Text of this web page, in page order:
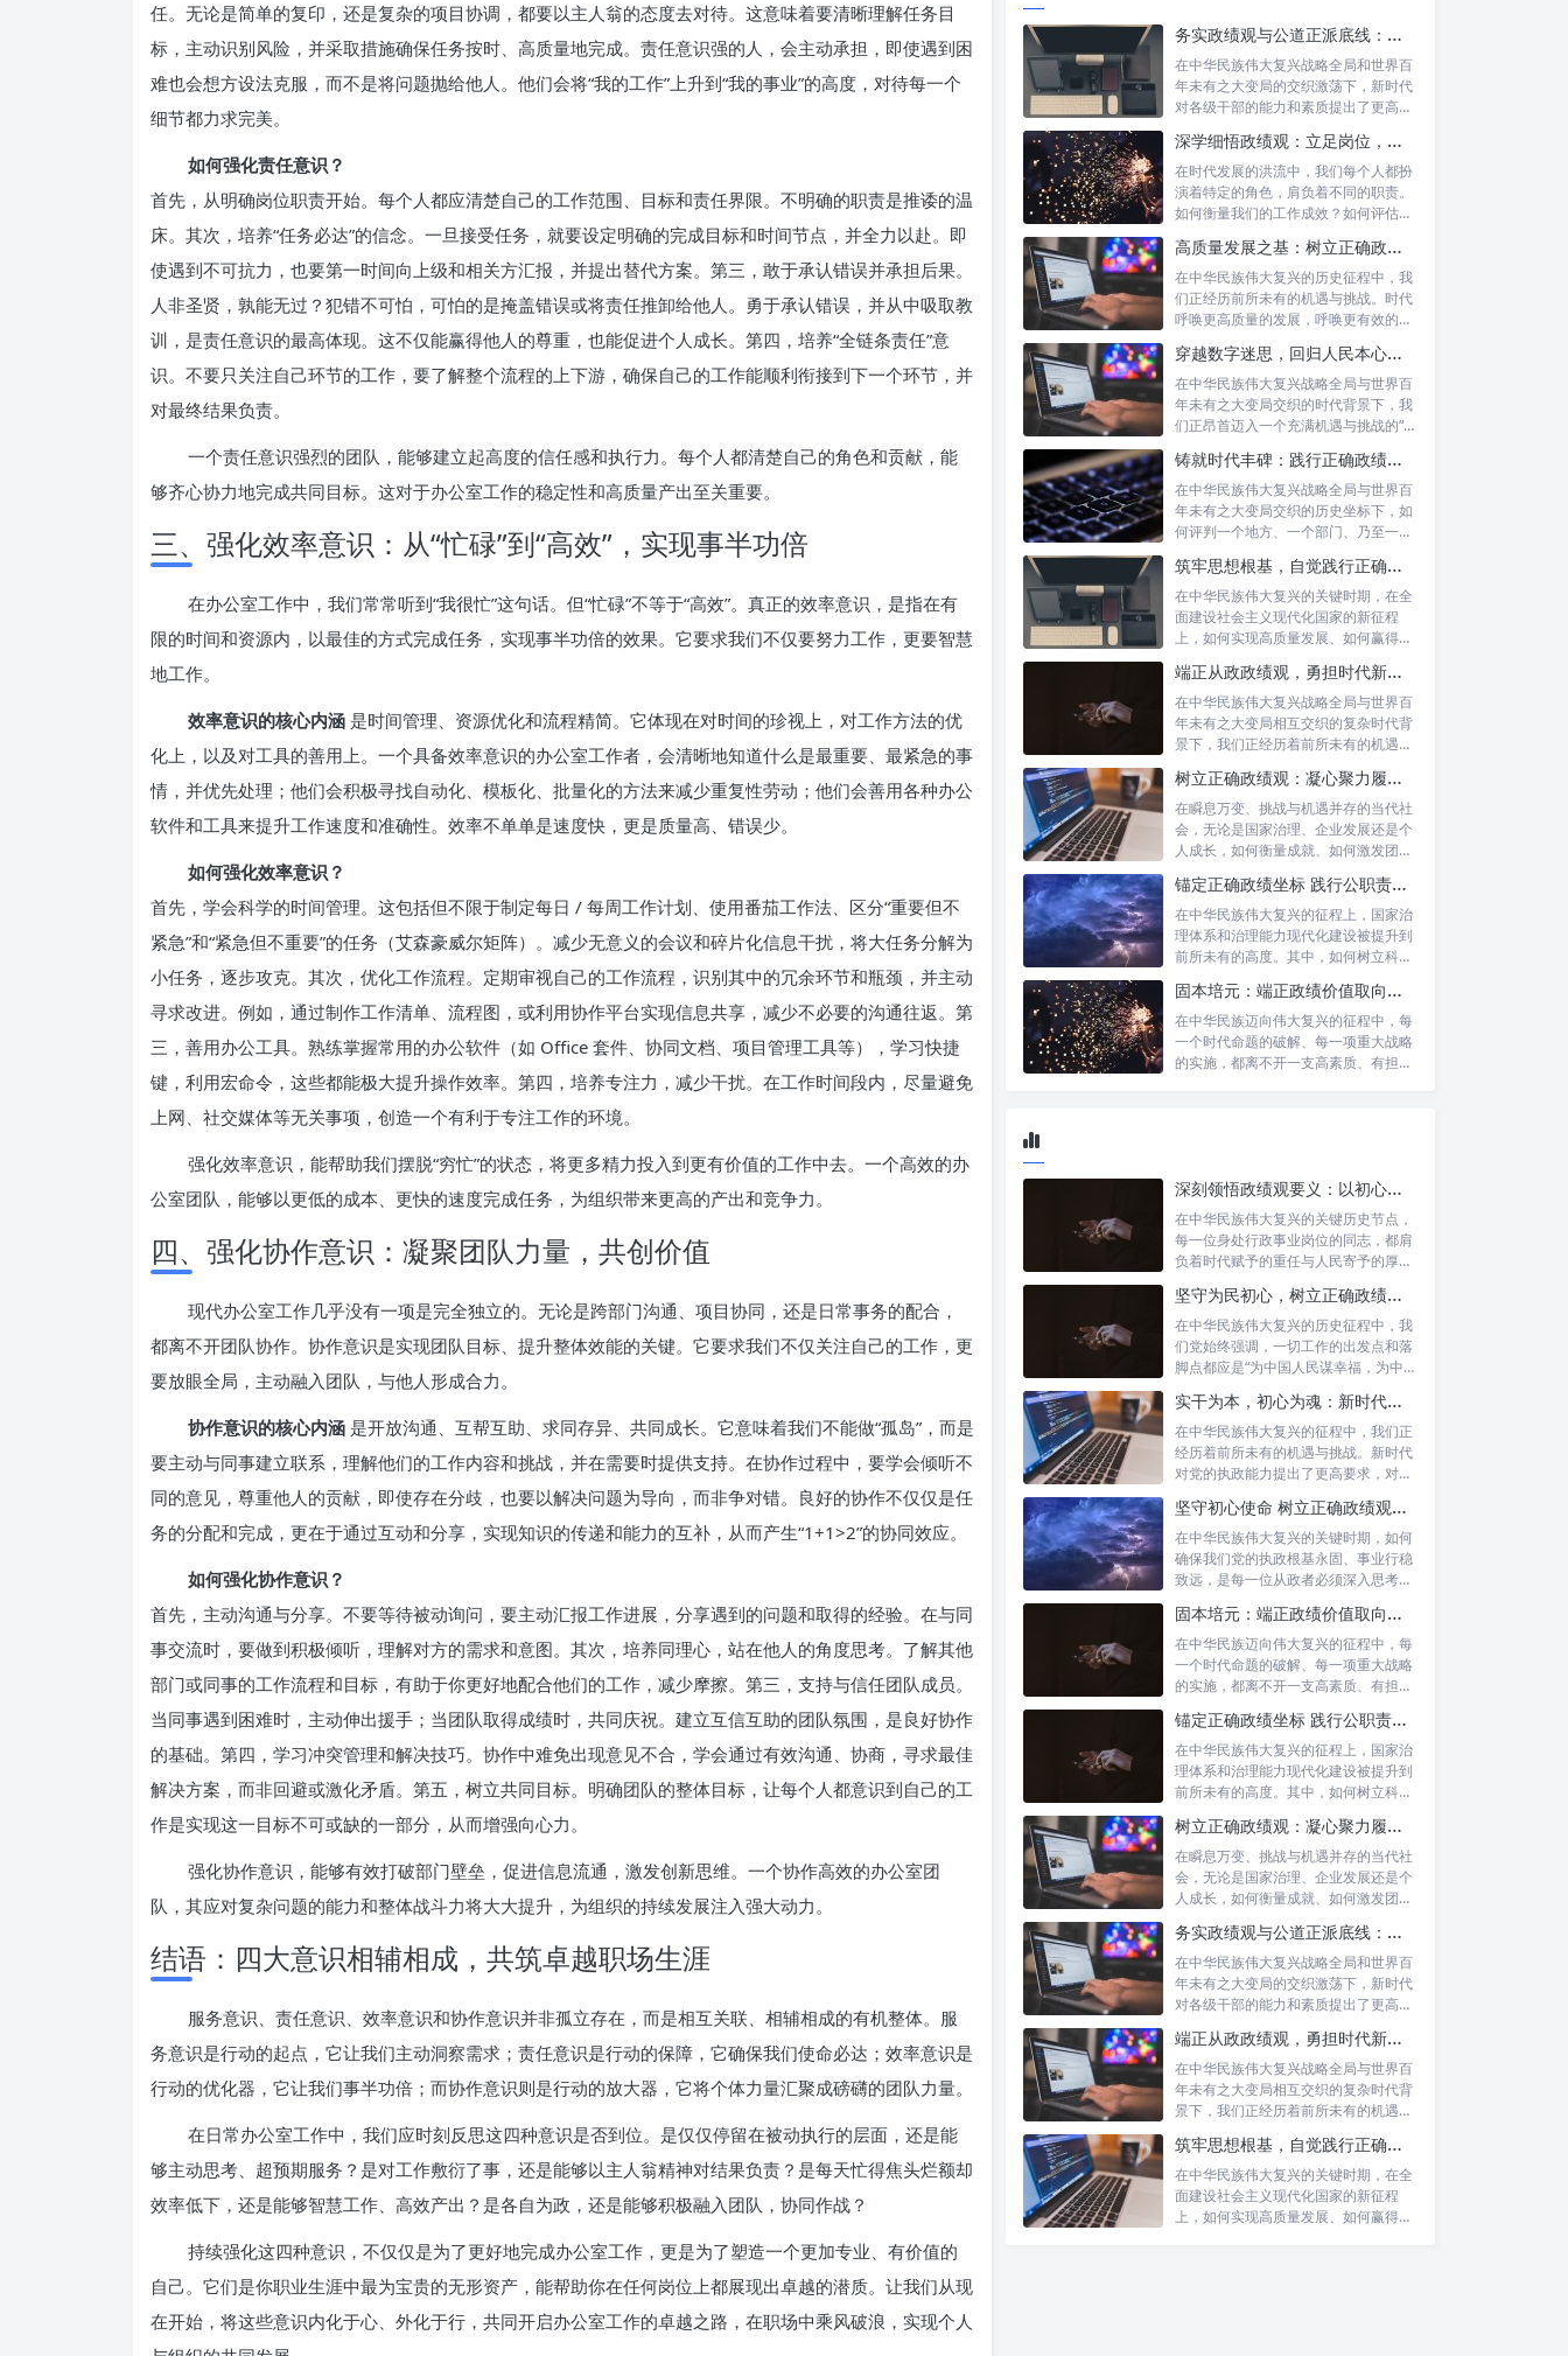
任。无论是简单的复印，还是复杂的项目协调，都要以主人翁的态度去对待。这意味着要清晰理解任务目
标，主动识别风险，并采取措施确保任务按时、高质量地完成。责任意识强的人，会主动承担，即使遇到困
难也会想方设法克服，而不是将问题抛给他人。他们会将“我的工作”上升到“我的事业”的高度，对待每一个
细节都力求完美。
如何强化责任意识？
首先，从明确岗位职责开始。每个人都应清楚自己的工作范围、目标和责任界限。不明确的职责是推诿的温
床。其次，培养“任务必达”的信念。一旦接受任务，就要设定明确的完成目标和时间节点，并全力以赴。即
使遇到不可抗力，也要第一时间向上级和相关方汇报，并提出替代方案。第三，敢于承认错误并承担后果。
人非圣贤，孰能无过？犯错不可怕，可怕的是掩盖错误或将责任推卸给他人。勇于承认错误，并从中吸取教
训，是责任意识的最高体现。这不仅能赢得他人的尊重，也能促进个人成长。第四，培养“全链条责任”意
识。不要只关注自己环节的工作，要了解整个流程的上下游，确保自己的工作能顺利衔接到下一个环节，并
对最终结果负责。
一个责任意识强烈的团队，能够建立起高度的信任感和执行力。每个人都清楚自己的角色和贡献，能
够齐心协力地完成共同目标。这对于办公室工作的稳定性和高质量产出至关重要。
三、强化效率意识：从“忙碌”到“高效”，实现事半功倍
在办公室工作中，我们常常听到“我很忙”这句话。但“忙碌”不等于“高效”。真正的效率意识，是指在有
限的时间和资源内，以最佳的方式完成任务，实现事半功倍的效果。它要求我们不仅要努力工作，更要智慧
地工作。
效率意识的核心内涵 是时间管理、资源优化和流程精简。它体现在对时间的珍视上，对工作方法的优
化上，以及对工具的善用上。一个具备效率意识的办公室工作者，会清晰地知道什么是最重要、最紧急的事
情，并优先处理；他们会积极寻找自动化、模板化、批量化的方法来减少重复性劳动；他们会善用各种办公
软件和工具来提升工作速度和准确性。效率不单单是速度快，更是质量高、错误少。
如何强化效率意识？
首先，学会科学的时间管理。这包括但不限于制定每日 / 每周工作计划、使用番茄工作法、区分“重要但不
紧急”和“紧急但不重要”的任务（艾森豪威尔矩阵）。减少无意义的会议和碎片化信息干扰，将大任务分解为
小任务，逐步攻克。其次，优化工作流程。定期审视自己的工作流程，识别其中的冗余环节和瓶颈，并主动
寻求改进。例如，通过制作工作清单、流程图，或利用协作平台实现信息共享，减少不必要的沟通往返。第
三，善用办公工具。熟练掌握常用的办公软件（如 Office 套件、协同文档、项目管理工具等），学习快捷
键，利用宏命令，这些都能极大提升操作效率。第四，培养专注力，减少干扰。在工作时间段内，尽量避免
上网、社交媒体等无关事项，创造一个有利于专注工作的环境。
强化效率意识，能帮助我们摆脱“穷忙”的状态，将更多精力投入到更有价值的工作中去。一个高效的办
公室团队，能够以更低的成本、更快的速度完成任务，为组织带来更高的产出和竞争力。
四、强化协作意识：凝聚团队力量，共创价值
现代办公室工作几乎没有一项是完全独立的。无论是跨部门沟通、项目协同，还是日常事务的配合，
都离不开团队协作。协作意识是实现团队目标、提升整体效能的关键。它要求我们不仅关注自己的工作，更
要放眼全局，主动融入团队，与他人形成合力。
协作意识的核心内涵 是开放沟通、互帮互助、求同存异、共同成长。它意味着我们不能做“孤岛”，而是
要主动与同事建立联系，理解他们的工作内容和挑战，并在需要时提供支持。在协作过程中，要学会倾听不
同的意见，尊重他人的贡献，即使存在分歧，也要以解决问题为导向，而非争对错。良好的协作不仅仅是任
务的分配和完成，更在于通过互动和分享，实现知识的传递和能力的互补，从而产生“1+1>2”的协同效应。
如何强化协作意识？
首先，主动沟通与分享。不要等待被动询问，要主动汇报工作进展，分享遇到的问题和取得的经验。在与同
事交流时，要做到积极倾听，理解对方的需求和意图。其次，培养同理心，站在他人的角度思考。了解其他
部门或同事的工作流程和目标，有助于你更好地配合他们的工作，减少摩擦。第三，支持与信任团队成员。
当同事遇到困难时，主动伸出援手；当团队取得成绩时，共同庆祝。建立互信互助的团队氛围，是良好协作
的基础。第四，学习冲突管理和解决技巧。协作中难免出现意见不合，学会通过有效沟通、协商，寻求最佳
解决方案，而非回避或激化矛盾。第五，树立共同目标。明确团队的整体目标，让每个人都意识到自己的工
作是实现这一目标不可或缺的一部分，从而增强向心力。
强化协作意识，能够有效打破部门壁垒，促进信息流通，激发创新思维。一个协作高效的办公室团
队，其应对复杂问题的能力和整体战斗力将大大提升，为组织的持续发展注入强大动力。
结语：四大意识相辅相成，共筑卓越职场生涯
服务意识、责任意识、效率意识和协作意识并非孤立存在，而是相互关联、相辅相成的有机整体。服
务意识是行动的起点，它让我们主动洞察需求；责任意识是行动的保障，它确保我们使命必达；效率意识是
行动的优化器，它让我们事半功倍；而协作意识则是行动的放大器，它将个体力量汇聚成磅礴的团队力量。
在日常办公室工作中，我们应时刻反思这四种意识是否到位。是仅仅停留在被动执行的层面，还是能
够主动思考、超预期服务？是对工作敷衍了事，还是能够以主人翁精神对结果负责？是每天忙得焦头烂额却
效率低下，还是能够智慧工作、高效产出？是各自为政，还是能够积极融入团队，协同作战？
持续强化这四种意识，不仅仅是为了更好地完成办公室工作，更是为了塑造一个更加专业、有价值的
自己。它们是你职业生涯中最为宝贵的无形资产，能帮助你在任何岗位上都展现出卓越的潜质。让我们从现
在开始，将这些意识内化于心、外化于行，共同开启办公室工作的卓越之路，在职场中乘风破浪，实现个人
务实政绩观与公道正派底线：新时代干部担当作为的“压舱石”
在中华民族伟大复兴战略全局和世界百
年未有之大变局的交织激荡下，新时代
对各级干部的能力和素质提出了更高要
深学细悟政绩观：立足岗位，争做新时代的实干先锋
在时代发展的洪流中，我们每个人都扮
演着特定的角色，肩负着不同的职责。
如何衡量我们的工作成效？如何评估我
高质量发展之基：树立正确政绩理念，锤炼务实工作作风
在中华民族伟大复兴的历史征程中，我
们正经历前所未有的机遇与挑战。时代
呼唤更高质量的发展，呼唤更有效的治
穿越数字迷思，回归人民本心：悟透政绩观内涵，践行新时代使命
在中华民族伟大复兴战略全局与世界百
年未有之大变局交织的时代背景下，我
们正昂首迈入一个充满机遇与挑战的“新
铸就时代丰碑：践行正确政绩观，实干笃行显作为
在中华民族伟大复兴战略全局与世界百
年未有之大变局交织的历史坐标下，如
何评判一个地方、一个部门、乃至一名
筑牢思想根基，自觉践行正确政绩观：以实绩赢得民心，以担当开创未来
在中华民族伟大复兴的关键时期，在全
面建设社会主义现代化国家的新征程
上，如何实现高质量发展、如何赢得人
端正从政政绩观，勇担时代新使命：新征程上的责任与担当
在中华民族伟大复兴战略全局与世界百
年未有之大变局相互交织的复杂时代背
景下，我们正经历着前所未有的机遇与
树立正确政绩观：凝心聚力履职尽责的根本保障与实践路径
在瞬息万变、挑战与机遇并存的当代社
会，无论是国家治理、企业发展还是个
人成长，如何衡量成就、如何激发团队
锚定正确政绩坐标 践行公职责任担当：新时代国家治理的基石
在中华民族伟大复兴的征程上，国家治
理体系和治理能力现代化建设被提升到
前所未有的高度。其中，如何树立科学
固本培元：端正政绩价值取向，永葆为民服务初心
在中华民族迈向伟大复兴的征程中，每
一个时代命题的破解、每一项重大战略
的实施，都离不开一支高素质、有担当
深刻领悟政绩观要义：以初心坚守铸就人民满意政绩
在中华民族伟大复兴的关键历史节点，
每一位身处行政事业岗位的同志，都肩
负着时代赋予的重任与人民寄予的厚
坚守为民初心，树立正确政绩观：新时代高质量发展的精神坐标
在中华民族伟大复兴的历史征程中，我
们党始终强调，一切工作的出发点和落
脚点都应是“为中国人民谋幸福，为中华
实干为本，初心为魂：新时代政绩观的深度践行与为民服务
在中华民族伟大复兴的征程中，我们正
经历着前所未有的机遇与挑战。新时代
对党的执政能力提出了更高要求，对各
坚守初心使命 树立正确政绩观：新时代为政者的高度自觉与担当
在中华民族伟大复兴的关键时期，如何
确保我们党的执政根基永固、事业行稳
致远，是每一位从政者必须深入思考的
固本培元：端正政绩价值取向，永葆为民服务初心
在中华民族迈向伟大复兴的征程中，每
一个时代命题的破解、每一项重大战略
的实施，都离不开一支高素质、有担当
锚定正确政绩坐标 践行公职责任担当：新时代国家治理的基石
在中华民族伟大复兴的征程上，国家治
理体系和治理能力现代化建设被提升到
前所未有的高度。其中，如何树立科学
树立正确政绩观：凝心聚力履职尽责的根本保障与实践路径
在瞬息万变、挑战与机遇并存的当代社
会，无论是国家治理、企业发展还是个
人成长，如何衡量成就、如何激发团队
务实政绩观与公道正派底线：新时代干部担当作为的“压舱石”
在中华民族伟大复兴战略全局和世界百
年未有之大变局的交织激荡下，新时代
对各级干部的能力和素质提出了更高要
端正从政政绩观，勇担时代新使命：新征程上的责任与担当
在中华民族伟大复兴战略全局与世界百
年未有之大变局相互交织的复杂时代背
景下，我们正经历着前所未有的机遇与
筑牢思想根基，自觉践行正确政绩观：以实绩赢得民心，以担当开创未来
在中华民族伟大复兴的关键时期，在全
面建设社会主义现代化国家的新征程
上，如何实现高质量发展、如何赢得人